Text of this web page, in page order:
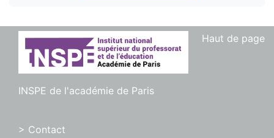
Haut de page
INSPE de l'académie de Paris
> Contact